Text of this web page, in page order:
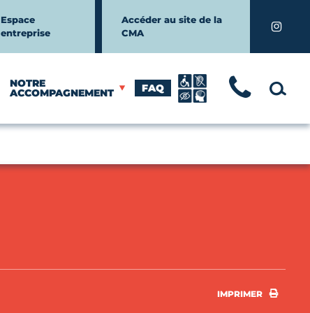
Espace
entreprise
Accéder au site de la
CMA
NOTRE
ACCOMPAGNEMENT FAQ
IMPRIMER